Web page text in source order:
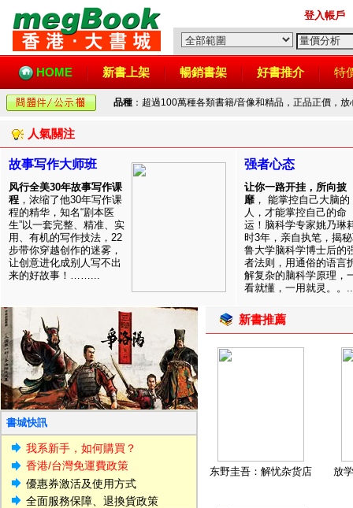
登入帳戶
HOME 新書上架 暢銷書架 好書推介 特
品種 ：超過100萬種各類書籍/音像和精品，正品正價，
人氣關注
故事写作大师班
风行全美30年故事写作课
程 ，浓缩了他30年写作课
程的精华，知名“剧本医
生”以一套完整、精准、实
用、有机的写作技法，22
步带你穿越创作的迷雾，
让创意进化成别人写不出
来的好故事！……...
强者心态
让你一路开挂，所向披
靡 ， 能掌控自己大脑的
人，才能掌控自己的命
运！脑科学专家姚乃琳
时3年，亲自执笔，揭
鲁大学脑科学博士后的
者法则，用通俗的语言
解复杂的脑科学原理，
看就懂，一用就灵。。
書城快訊
我系新手，如何購買？
香港/台灣免運費政策
優惠券激活及使用方式
全面服務保障、退換貨政策
新書推薦
东野圭吾：解忧杂货店 放